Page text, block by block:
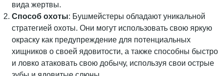
вида жертвы.
Способ охоты: Бушмейстеры обладают уникальной
стратегией охоты. Они могут использовать свою яркую
окраску как предупреждение для потенциальных
хищников о своей ядовитости, а также способны быстро
и ловко атаковать свою добычу, используя свои острые